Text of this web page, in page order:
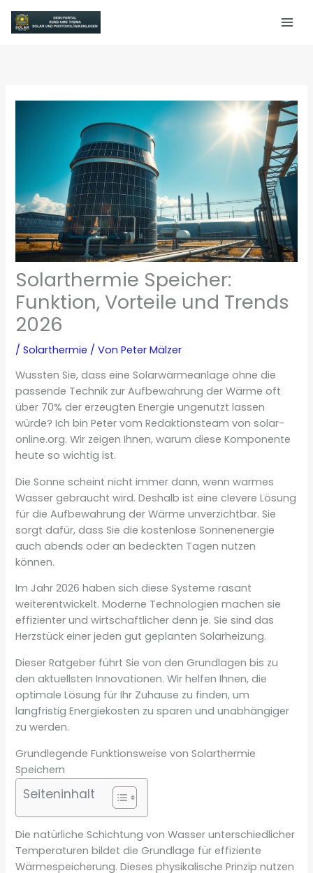
Inhalt
Solarthermie Speicher:
Funktion, Vorteile und Trends
2026
/Solarthermie / VonPeter Mälzer
Wussten Sie, dass eine Solarwärmeanlage ohne die
passende Technik zur Aufbewahrung der Wärme oft
über 70% der erzeugten Energie ungenutzt lassen
würde? Ich bin Peter vom Redaktionsteam von solar-
online.org. Wir zeigen Ihnen, warum diese Komponente
heute so wichtig ist.
Die Sonne scheint nicht immer dann, wenn warmes
Wasser gebraucht wird. Deshalb ist eine clevere Lösung
für die Aufbewahrung der Wärme unverzichtbar. Sie
sorgt dafür, dass Sie die kostenlose Sonnenenergie
auch abends oder an bedeckten Tagen nutzen
können.
Im Jahr 2026 haben sich diese Systeme rasant
weiterentwickelt. Moderne Technologien machen sie
effizienter und wirtschaftlicher denn je. Sie sind das
Herzstück einer jeden gut geplanten Solarheizung.
Dieser Ratgeber führt Sie von den Grundlagen bis zu
den aktuellsten Innovationen. Wir helfen Ihnen, die
optimale Lösung für Ihr Zuhause zu finden, um
langfristig Energiekosten zu sparen und unabhängiger
zu werden.
Grundlegende Funktionsweise von Solarthermie
Speichern
Seiteninhalt
Die natürliche Schichtung von Wasser unterschiedlicher
Temperaturen bildet die Grundlage für effiziente
Wärmespeicherung. Dieses physikalische Prinzip nutzen